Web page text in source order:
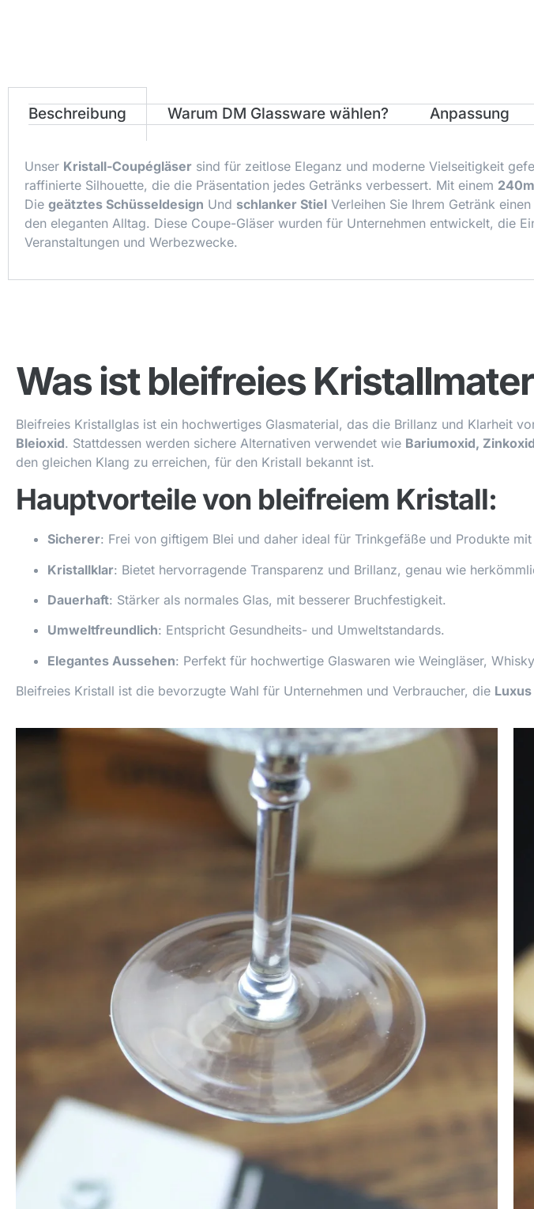
Beschreibung Warum DM Glassware wählen? Anpassung
Unser Kristall-Coupégläser sind für zeitlose Eleganz und moderne Vielseitigkeit
raffinierte Silhouette, die die Präsentation jedes Getränks verbessert. Mit einem
Die geätztes Schüsseldesign Und schlanker Stiel Verleihen Sie Ihrem Getränk
den eleganten Alltag. Diese Coupe-Gläser wurden für Unternehmen entwickelt, die
Veranstaltungen und Werbezwecke.
Was ist bleifreies
Bleifreies Kristallglas ist ein hochwertiges Glasmaterial, das die Brillanz und Klarheit
Bleioxid. Stattdessen werden sichere Alternativen verwendet wie Bariumoxid,
den gleichen Klang zu erreichen, für den Kristall bekannt ist.
Hauptvorteile von bleifreiem Kristall:
Sicherer: Frei von giftigem Blei und daher ideal für Trinkgefäße und Produkte
Kristallklar: Bietet hervorragende Transparenz und Brillanz, genau wie
Dauerhaft: Stärker als normales Glas, mit besserer Bruchfestigkeit.
Umweltfreundlich: Entspricht Gesundheits- und Umweltstandards.
Elegantes Aussehen: Perfekt für hochwertige Glaswaren wie Weingläser,
Bleifreies Kristall ist die bevorzugte Wahl für Unternehmen und Verbraucher, die